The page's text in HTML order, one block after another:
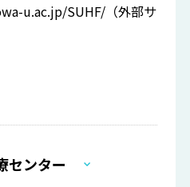
u.ac.jp/SUHF/ （外部サ
センター